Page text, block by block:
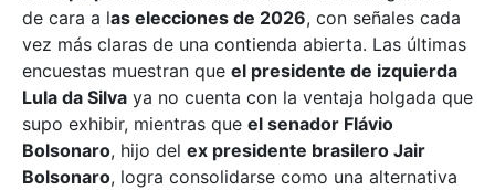
de cara a las elecciones de 2026, con señales cada
vez más claras de una contienda abierta. Las últimas
encuestas muestran que el presidente de izquierda
Lula da Silva ya no cuenta con la ventaja holgada que
supo exhibir, mientras que el senador Flávio
Bolsonaro, hijo del ex presidente brasilero Jair
Bolsonaro, logra consolidarse como una alternativa